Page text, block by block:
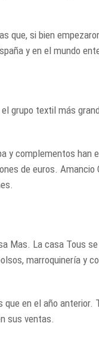
que, si bien
y en el mundo
grupo textil más
y complementos han
de euros. Amancio
Mas. La casa Tous
marroquinería y
en el año anterior.
sus ventas.